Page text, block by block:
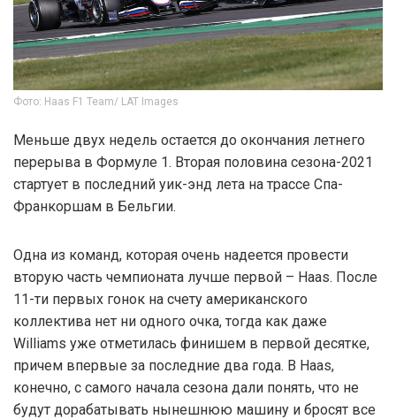
Фото: Haas F1 Team/ LAT Images
Меньше двух недель остается до окончания летнего
перерыва в Формуле 1. Вторая половина сезона-2021
стартует в последний уик-энд лета на трассе Спа-
Франкоршам в Бельгии.
Одна из команд, которая очень надеется провести
вторую часть чемпионата лучше первой – Haas. После
11-ти первых гонок на счету американского
коллектива нет ни одного очка, тогда как даже
Williams уже отметилась финишем в первой десятке,
причем впервые за последние два года. В Haas,
конечно, с самого начала сезона дали понять, что не
будут дорабатывать нынешнюю машину и бросят все